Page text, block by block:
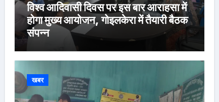
विश्व आदिवासी दिवस पर इस बार आराहसा में
होगा मुख्य आयोजन, गोइलकेरा में तैयारी बैठक
संपन्न
खबर